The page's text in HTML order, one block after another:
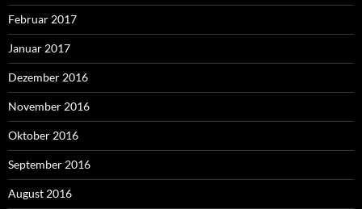
Februar 2017
Januar 2017
Dezember 2016
November 2016
Oktober 2016
September 2016
August 2016